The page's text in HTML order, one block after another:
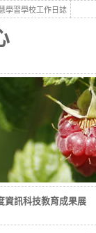
學習學校工作日誌
資訊科技教育成果展